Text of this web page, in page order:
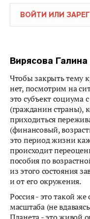
ВОЙТИ ИЛИ
Вирясова
Чтобы закрыть тему
нет, посмотрим на
это субъект социума
(гражданин страны),
приходиться
(финансовый,
это период жизни
происходит
пособия по
из этого состояния
и от его окружения.
Россия - это такой же
масштаба (не
Планета - это живой